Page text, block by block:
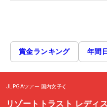
賞金ランキング 年間
JLPGAツアー 国内女子
リゾートトラスト レディス